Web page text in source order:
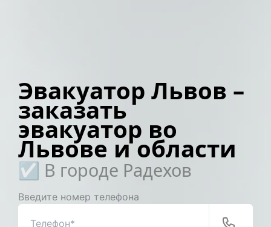
Эвакуатор Львов –
заказать
эвакуатор во
Львове и области
☑️ В городе Радехов
Введите номер телефона